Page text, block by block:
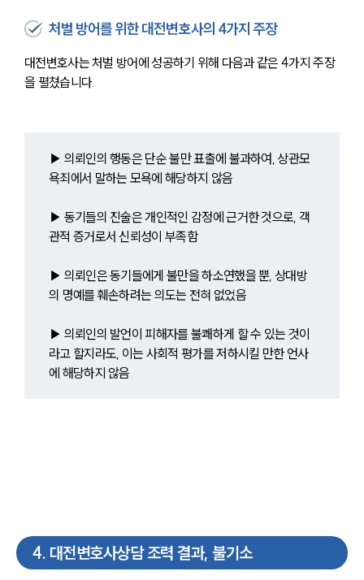
센터소개
처벌 방어를 위한 대전변호사의 4가지 주장
대전변호사는 처벌 방어에 성공하기 위해 다음과 같은 4가지 주장
을 펼쳤습니다.
▶ 의뢰인의 행동은 단순 불만 표출에 불과하여, 상관모
욕죄에서 말하는 모욕에 해당하지 않음
▶ 동기들의 진술은 개인적인 감정에 근거한 것으로, 객
관적 증거로서 신뢰성이 부족함
▶ 의뢰인은 동기들에게 불만을 하소연했을 뿐, 상대방
의 명예를 훼손하려는 의도는 전혀 없었음
▶ 의뢰인의 발언이 피해자를 불쾌하게 할 수 있는 것이
라고 할지라도, 이는 사회적 평가를 저하시킬 만한 언사
에 해당하지 않음
4. 대전변호사상담 조력 결과, 불기소